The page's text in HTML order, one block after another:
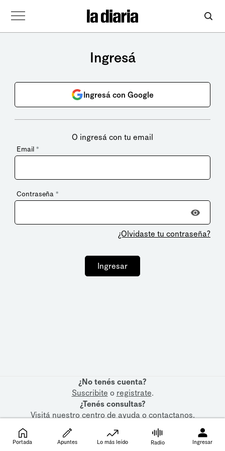
Ingresá
Ingresá con Google
O ingresá con tu email
Email *
Contraseña *
¿Olvidaste tu contraseña?
Ingresar
¿No tenés cuenta?
Suscribite o registrate.
¿Tenés consultas?
Visitá nuestrocentro de ayudaocontactanos.
Portada Apuntes Lo más leído Radio Ingresar